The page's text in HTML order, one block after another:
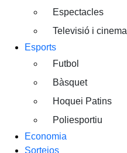
Espectacles
Televisió i cinema
Esports
Futbol
Bàsquet
Hoquei Patins
Poliesportiu
Economia
Sortejos